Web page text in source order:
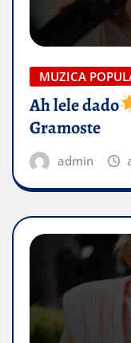
MUZICA
Ah lele dado​
Gramoste
admin